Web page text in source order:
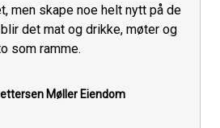
men skape noe helt nytt på de
det mat og drikke, møter og
som ramme.
Møller Eiendom